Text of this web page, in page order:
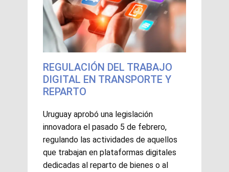
REGULACIÓN DEL TRABAJO
DIGITAL EN TRANSPORTE Y
REPARTO
Uruguay aprobó una legislación
innovadora el pasado 5 de febrero,
regulando las actividades de aquellos
que trabajan en plataformas digitales
dedicadas al reparto de bienes o al